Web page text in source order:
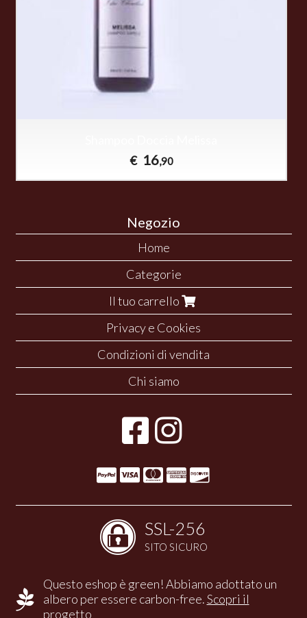
€ 16,90
Negozio
Home
Categorie
Il tuo carrello
Privacy e Cookies
Condizioni di vendita
Chi siamo
SSL-256
SITO SICURO
Questo eshop è green! Abbiamo adottato un
albero per essere carbon-free.Scopri il
progetto